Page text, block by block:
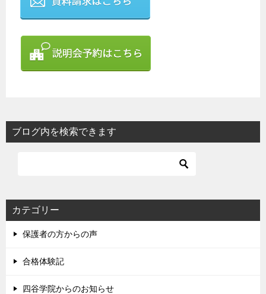
ブログ内を検索できます
カテゴリー
保護者の方からの声
合格体験記
四谷学院からのお知らせ